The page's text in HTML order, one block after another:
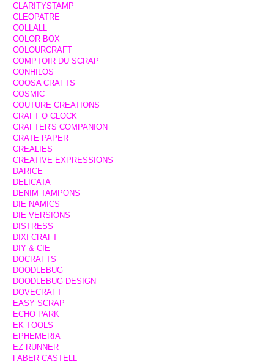
CLARITYSTAMP
CLEOPATRE
COLLALL
COLOR BOX
COLOURCRAFT
COMPTOIR DU SCRAP
CONHILOS
COOSA CRAFTS
COSMIC
COUTURE CREATIONS
CRAFT O CLOCK
CRAFTER'S COMPANION
CRATE PAPER
CREALIES
CREATIVE EXPRESSIONS
DARICE
DELICATA
DENIM TAMPONS
DIE NAMICS
DIE VERSIONS
DISTRESS
DIXI CRAFT
DIY & CIE
DOCRAFTS
DOODLEBUG
DOODLEBUG DESIGN
DOVECRAFT
EASY SCRAP
ECHO PARK
EK TOOLS
EPHEMERIA
EZ RUNNER
FABER CASTELL